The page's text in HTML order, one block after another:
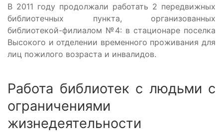
В 2011 году продолжали работать 2 передвижных
библиотечных пункта, организованных
библиотекой-филиалом №4: в стационаре поселка
Высокого и отделении временного проживания для
лиц пожилого возраста и инвалидов.
Работа библиотек с людьми с
ограничениями
жизнедеятельности